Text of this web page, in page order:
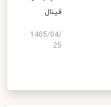
فینال
1405/04/
25